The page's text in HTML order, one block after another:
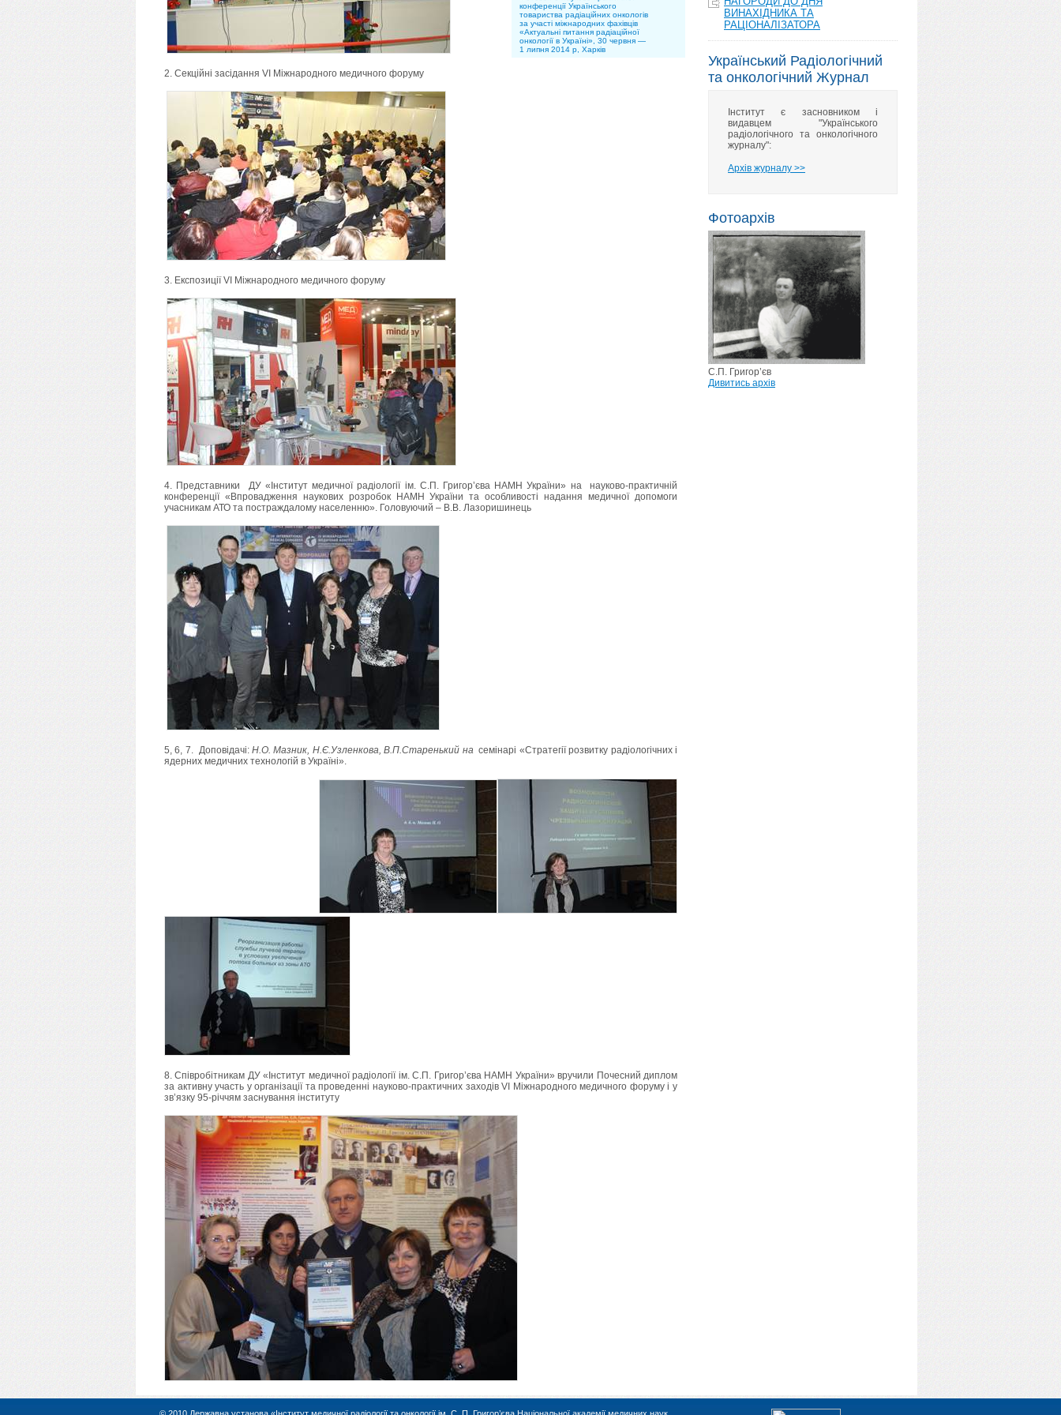
конференції Українського
товариства радіаційних онкологів
за участі міжнародних фахівців
«Актуальні питання радіаційної
онкології в Україні», 30 червня —
1 липня 2014 р, Харків
2. Секційні засідання VI Міжнародного медичного форуму
3. Експозиції VI Міжнародного медичного форуму
4. Представники ДУ «Інститут медичної радіології ім. С.П. Григор’єва НАМН України» на науково-практичній
конференції «Впровадження наукових розробок НАМН України та особливості надання медичної допомоги
учасникам АТО та постраждалому населенню». Головуючий – В.В. Лазоришинець
5, 6, 7. Доповідачі: Н.О. Мазник, Н.Є.Узленкова, В.П.Старенький насемінарі «Стратегії розвитку радіологічних і
ядерних медичних технологій в Україні».
8. Співробітникам ДУ «Інститут медичної радіології ім. С.П. Григор’єва НАМН України» вручили Почесний диплом
за активну участь у організації та проведенні науково-практичних заходів VI Міжнародного медичного форуму і у
зв’язку 95-річчям заснування інституту
ВИНАХІДНИКА ТА
РАЦІОНАЛІЗАТОРА
Український Радіологічний
та онкологічний Журнал
Інститут є засновником і
видавцем "Українського
радіологічного та онкологічного
журналу":
Архів журналу >>
Фотоархів
С.П. Григор’єв
Дивитись архів